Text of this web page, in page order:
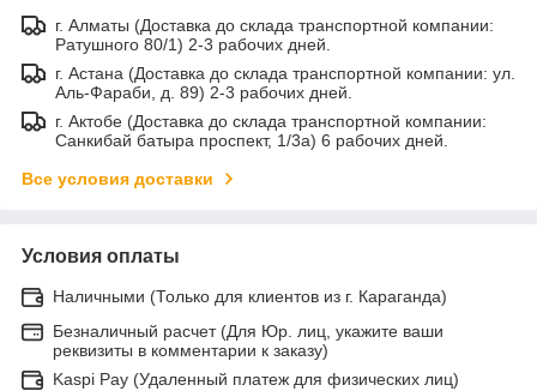
г. Алматы (Доставка до склада транспортной компании:
Ратушного 80/1) 2-3 рабочих дней.
г. Астана (Доставка до склада транспортной компании: ул.
Аль-Фараби, д. 89) 2-3 рабочих дней.
г. Актобе (Доставка до склада транспортной компании:
Санкибай батыра проспект, 1/3а) 6 рабочих дней.
Все условия доставки
Условия оплаты
Наличными (Только для клиентов из г. Караганда)
Безналичный расчет (Для Юр. лиц, укажите ваши
реквизиты в комментарии к заказу)
Kaspi Pay (Удаленный платеж для физических лиц)